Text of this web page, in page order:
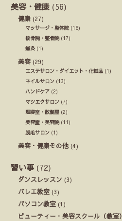
美容・健康 (56)
健康 (27)
マッサージ・整体院(16)
接骨院・整骨院(17)
鍼灸(1)
美容 (29)
エステサロン・ダイエット・化粧品 (1)
ネイルサロン (13)
ハンドケア (2)
マツエクサロン (7)
理容室・散髪屋 (2)
美容室・美容院(11)
脱毛サロン (1)
美容・健康その他 (4)
習い事 (72)
ダンスレッスン (3)
バレエ教室 (3)
パソコン教室 (1)
ビューティー・美容スクール（教室）